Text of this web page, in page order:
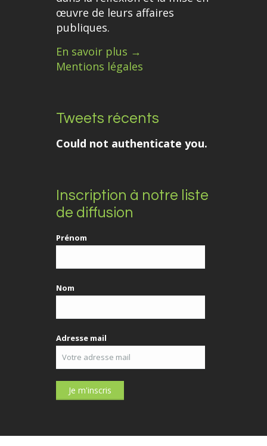
œuvre de leurs affaires
publiques.
En savoir plus →
Mentions légales
Tweets récents
Could not authenticate you.
Inscription à notre liste
de diffusion
Prénom
Nom
Adresse mail